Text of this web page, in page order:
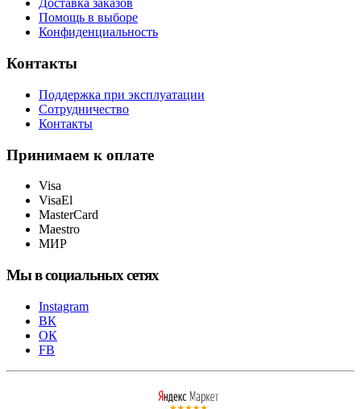
Доставка заказов
Помощь в выборе
Конфиденциальность
Контакты
Поддержка при эксплуатации
Сотрудничество
Контакты
Принимаем к оплате
Visa
VisaEl
MasterCard
Maestro
МИР
Мы в социальных сетях
Instagram
ВК
ОК
FB